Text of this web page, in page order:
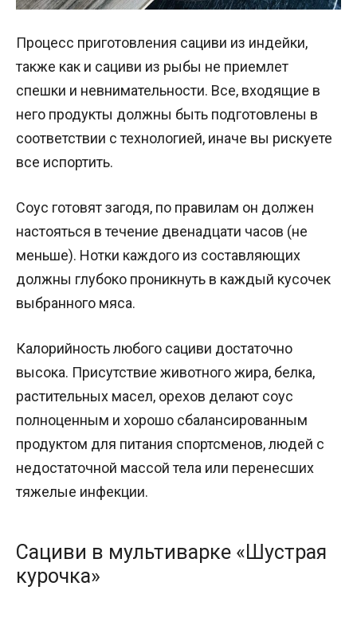
Процесс приготовления сациви из индейки,
также как и сациви из рыбы не приемлет
спешки и невнимательности. Все, входящие в
него продукты должны быть подготовлены в
соответствии с технологией, иначе вы рискуете
все испортить.
Соус готовят загодя, по правилам он должен
настояться в течение двенадцати часов (не
меньше). Нотки каждого из составляющих
должны глубоко проникнуть в каждый кусочек
выбранного мяса.
Калорийность любого сациви достаточно
высока. Присутствие животного жира, белка,
растительных масел, орехов делают соус
полноценным и хорошо сбалансированным
продуктом для питания спортсменов, людей с
недостаточной массой тела или перенесших
тяжелые инфекции.
Сациви в мультиварке «Шустрая
курочка»